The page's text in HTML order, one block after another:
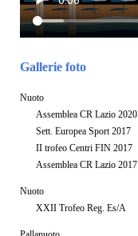
Gallerie foto
Nuoto
Assemblea CR Lazio 2020
Sett. Europea Sport 2017
II trofeo Centri FIN 2017
Assemblea CR Lazio 2017
Nuoto
XXII Trofeo Reg. Es/A